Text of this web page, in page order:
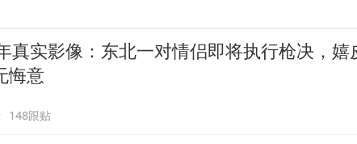
真实影像：东北一对情侣即将执行枪决，嬉
悔意
148跟贴